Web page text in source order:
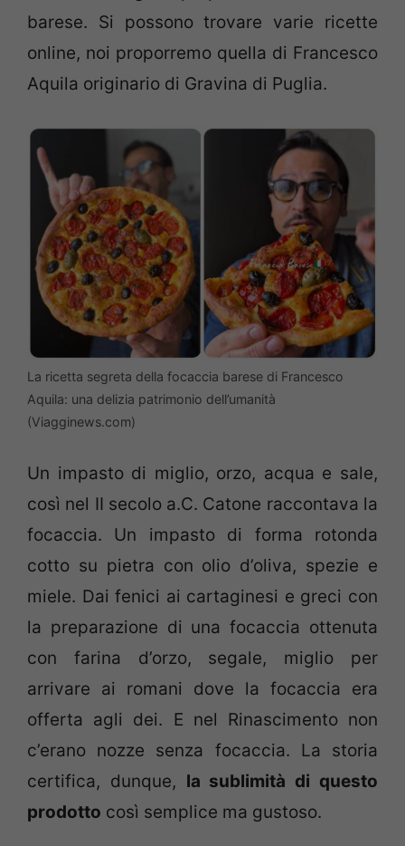
barese. Si possono trovare varie ricette
online, noi proporremo quella di Francesco
Aquila originario di Gravina di Puglia.
La ricetta segreta della focaccia barese di Francesco
Aquila: una delizia patrimonio dell’umanità
(Viagginews.com)
Un impasto di miglio, orzo, acqua e sale,
così nel II secolo a.C. Catone raccontava la
focaccia. Un impasto di forma rotonda
cotto su pietra con olio d’oliva, spezie e
miele. Dai fenici ai cartaginesi e greci con
la preparazione di una focaccia ottenuta
con farina d’orzo, segale, miglio per
arrivare ai romani dove la focaccia era
offerta agli dei. E nel Rinascimento non
c’erano nozze senza focaccia. La storia
certifica, dunque, la sublimità di questo
prodotto così semplice ma gustoso.